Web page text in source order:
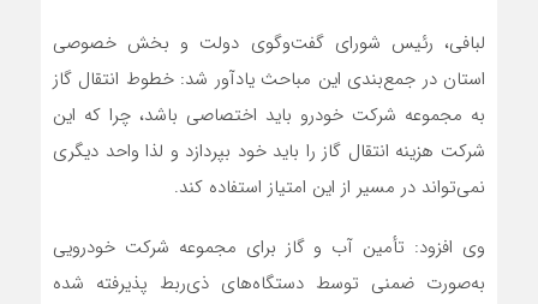
لبافی، رئیس شورای گفت‌وگوی دولت و بخش خصوصی
استان در جمع‌بندی این مباحث یادآور شد: خطوط انتقال گاز
به مجموعه شرکت خودرو باید اختصاصی باشد، چرا که این
شرکت هزینه انتقال گاز را باید خود بپردازد و لذا واحد دیگری
نمی‌تواند در مسیر از این امتیاز استفاده کند.
وی افزود: تأمین آب و گاز برای مجموعه شرکت خودرویی
به‌صورت ضمنی توسط دستگاه‌های ذی‌ربط پذیرفته شده